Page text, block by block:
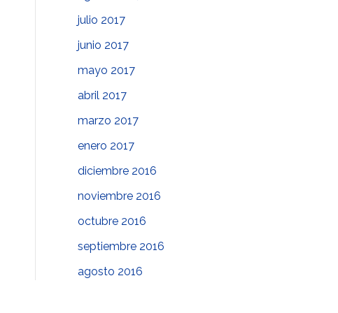
julio 2017
junio 2017
mayo 2017
abril 2017
marzo 2017
enero 2017
diciembre 2016
noviembre 2016
octubre 2016
septiembre 2016
agosto 2016